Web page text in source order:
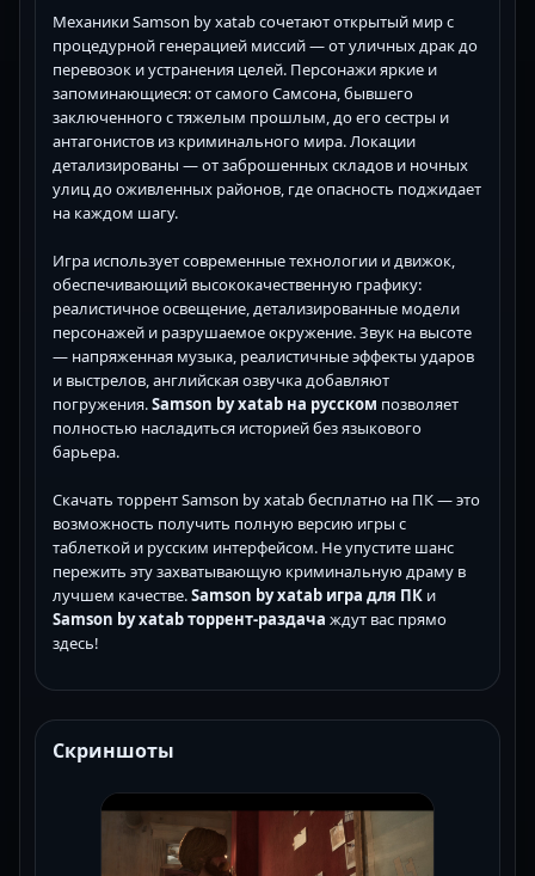
Механики Samson by xatab сочетают открытый мир с
процедурной генерацией миссий — от уличных драк до
перевозок и устранения целей. Персонажи яркие и
запоминающиеся: от самого Самсона, бывшего
заключенного с тяжелым прошлым, до его сестры и
антагонистов из криминального мира. Локации
детализированы — от заброшенных складов и ночных
улиц до оживленных районов, где опасность поджидает
на каждом шагу.
Игра использует современные технологии и движок,
обеспечивающий высококачественную графику:
реалистичное освещение, детализированные модели
персонажей и разрушаемое окружение. Звук на высоте
— напряженная музыка, реалистичные эффекты ударов
и выстрелов, английская озвучка добавляют
погружения.Samson by xatab на русском позволяет
полностью насладиться историей без языкового
барьера.
Скачать торрент Samson by xatab бесплатно на ПК — это
возможность получить полную версию игры с
таблеткой и русским интерфейсом. Не упустите шанс
пережить эту захватывающую криминальную драму в
лучшем качестве.Samson by xatab игра для ПК и
Samson by xatab торрент-раздача ждут вас прямо
здесь!
Скриншоты